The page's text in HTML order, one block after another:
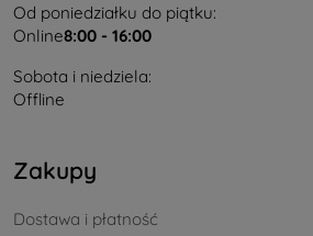
Od poniedziałku do piątku:
Online8:00 - 16:00
Sobota i niedziela:
Offline
Zakupy
Dostawa i płatność